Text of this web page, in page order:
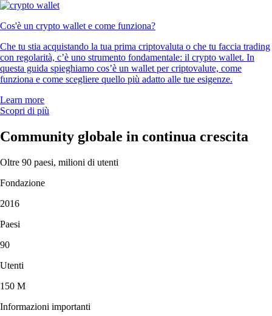
Cos'è un crypto wallet e come funziona?
Che tu stia acquistando la tua prima criptovaluta o che tu faccia trading
con regolarità, c’è uno strumento fondamentale: il crypto wallet. In
questa guida spieghiamo cos’è un wallet per criptovalute, come
funziona e come scegliere quello più adatto alle tue esigenze.
Learn more
Scopri di più
Community globale in continua crescita
Oltre 90 paesi, milioni di utenti
Fondazione
2016
Paesi
90
Utenti
150 M
Informazioni importanti